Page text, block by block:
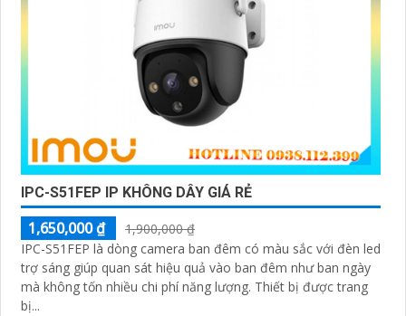
IPC-S51FEP IP KHÔNG DÂY GIÁ RẺ
1,650,000 ₫
1,900,000 ₫
IPC-S51FEP là dòng camera ban đêm có màu sắc với đèn led
trợ sáng giúp quan sát hiệu quả vào ban đêm như ban ngày
mà không tốn nhiều chi phí năng lượng. Thiết bị được trang
bị...